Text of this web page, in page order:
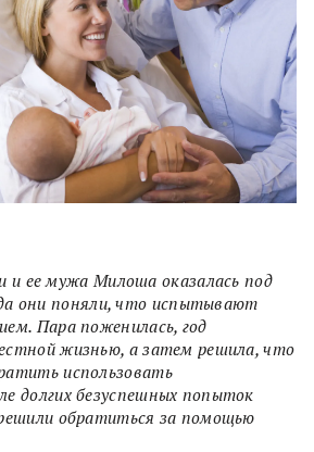
и ее мужа Милоша оказалась под
они поняли, что испытывают
Пара поженилась, год
жизнью, а затем решила, что
использовать
долгих безуспешных попыток
обратиться за помощью